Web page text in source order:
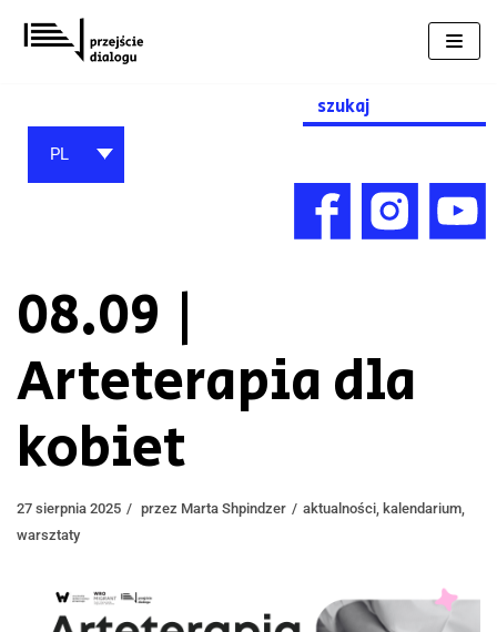
Przejdź
do
Search
for:
PL
08.09 |
Arteterapia dla
kobiet
27 sierpnia 2025 przez Marta Shpindzer aktualności kalendarium
warsztaty